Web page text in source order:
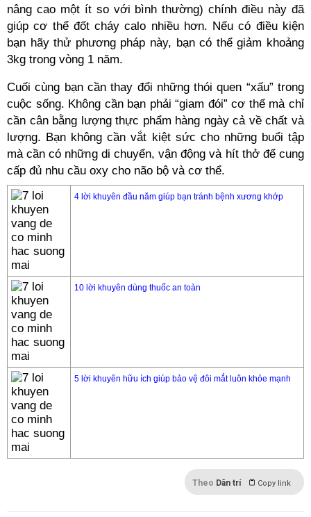
nâng cao một ít so với bình thường) chính điều này đã
giúp cơ thể đốt cháy calo nhiều hơn. Nếu có điều kiện
bạn hãy thử phương pháp này, bạn có thể giảm khoảng
3kg trong vòng 1 năm.
Cuối cùng bạn cần thay đổi những thói quen “xấu” trong
cuộc sống. Không cần bạn phải “giam đói” cơ thể mà chỉ
cần cân bằng lượng thực phẩm hàng ngày cả về chất và
lượng. Bạn không cần vắt kiệt sức cho những buổi tập
mà cần có những di chuyển, vận động và hít thở để cung
cấp đủ nhu cầu oxy cho não bộ và cơ thể.
4 lời khuyên đầu năm giúp bạn tránh bệnh xương khớp
10 lời khuyên dùng thuốc an toàn
5 lời khuyên hữu ích giúp bảo vệ đôi mắt luôn khỏe mạnh
Theo Dân trí Copy link